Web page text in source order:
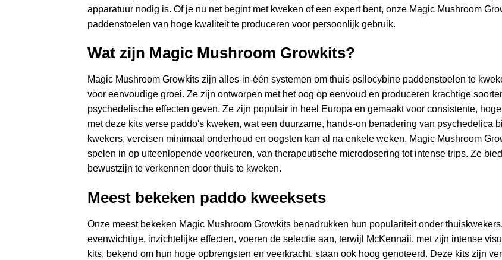
apparatuur nodig is. Of je nu net begint met kweken of een expert bent, onze Magic Mushroom
paddenstoelen van hoge kwaliteit te produceren voor persoonlijk gebruik.
Wat zijn Magic Mushroom Growkits?
Magic Mushroom Growkits zijn alles-in-één systemen om thuis psilocybine paddenstoelen te
voor eenvoudige groei. Ze zijn ontworpen met het oog op eenvoud en produceren krachtige
psychedelische effecten geven. Ze zijn populair in heel Europa en gemaakt voor consistente,
met deze kits verse paddo's kweken, wat een duurzame, hands-on benadering van psychedelica
kwekers, vereisen minimaal onderhoud en oogsten kan al na enkele weken. Magic Mushroom
spelen in op uiteenlopende voorkeuren, van therapeutische microdosering tot intense trips. Ze
bewustzijn te verkennen door thuis te kweken.
Meest bekeken paddo kweeksets
Onze meest bekeken Magic Mushroom Growkits benadrukken hun populariteit onder
evenwichtige, inzichtelijke effecten, voeren de selectie aan, terwijl McKennaii, met zijn intense
kits, bekend om hun hoge opbrengsten en veerkracht, staan ook hoog genoteerd. Deze kits zijn